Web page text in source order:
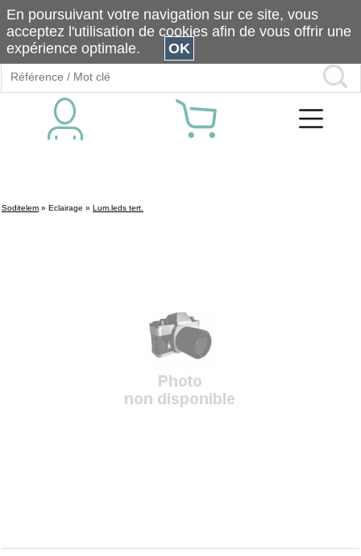
Soditelem » Eclairage » Lum.leds tert.
En poursuivant votre navigation sur ce site, vous
acceptez l'utilisation de cookies afin de vous offrir une
expérience optimale.
OK